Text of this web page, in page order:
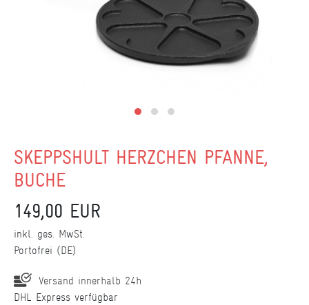
SKEPPSHULT HERZCHEN PFANNE,
BUCHE
149,00 EUR
inkl. ges. MwSt.
Portofrei (DE)
Versand innerhalb 24h
DHL Express verfügbar